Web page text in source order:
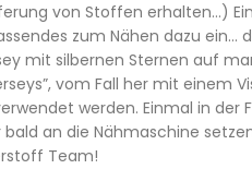
von Stoffen erhalten…)
zum Nähen dazu
mit silbernen Sternen auf
vom Fall her mit einem
werden. Einmal in der
an die Nähmaschine
Team!